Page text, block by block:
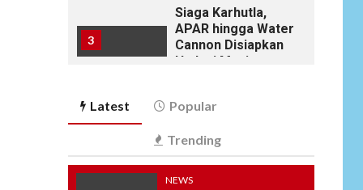
3
Siaga Karhutla,
APAR hingga Water
Cannon Disiapkan
Hadapi Musim
Bakar Lahan
Pun
NEWS
Latest Popular
Trending
NEWS